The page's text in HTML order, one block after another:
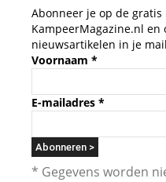
Abonneer je op de
KampeerMagazine.nl en
nieuwsartikelen in je
Voornaam *
E-mailadres *
* Gegevens worden